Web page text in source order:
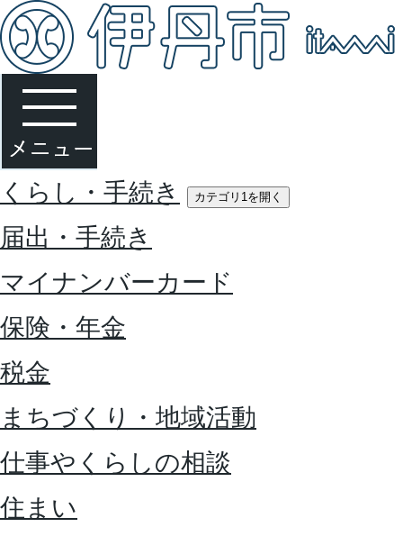
くらし・手続き カテゴリ1を開く
届出・手続き
マイナンバーカード
保険・年金
税金
まちづくり・地域活動
仕事やくらしの相談
住まい